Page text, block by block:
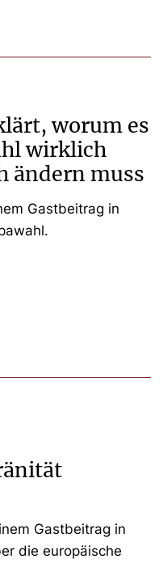
worum es
wirklich
ändern muss
Gastbeitrag in
Gastbeitrag in
die europäische